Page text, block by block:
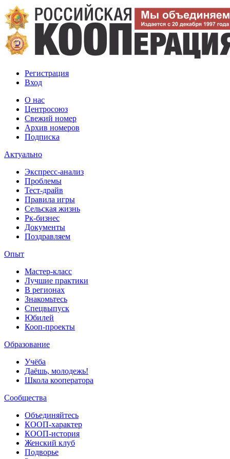
Регистрация
Вход
О нас
Центросоюз
Свежий номер
Архив номеров
Подписка
Актуально
Экспресс-анализ
Проблемы
Тест-драйв
Правила игры
Сельская жизнь
Рк-бизнес
Документы
Поздравляем
Опыт
Мастер-класс
Лучшие практики
В регионах
Знакомьтесь
Спецвыпуск
Юбилей
Кооп-проекты
Образование
Учёба
Даёшь, молодежь!
Школа кооператора
Сообщества
Объединяйтесь
КООП-характер
КООП-история
Женский клуб
Подворье